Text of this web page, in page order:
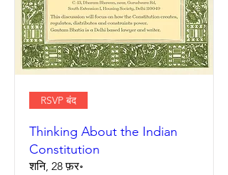
RSVP बंद
Thinking About the Indian
Constitution
शनि, 28 फ़र॰